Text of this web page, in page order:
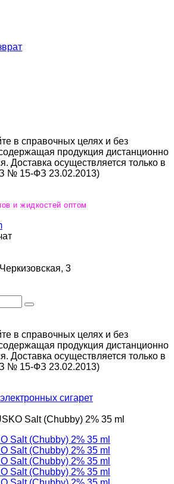
в справочных целях и без
продукция дистанционно
Доставка осуществляется только в
№ 15-ФЗ 23.02.2013)
и жидкостей оптом
3
в справочных целях и без
продукция дистанционно
Доставка осуществляется только в
№ 15-ФЗ 23.02.2013)
сигарет
Salt (Chubby) 2% 35 ml